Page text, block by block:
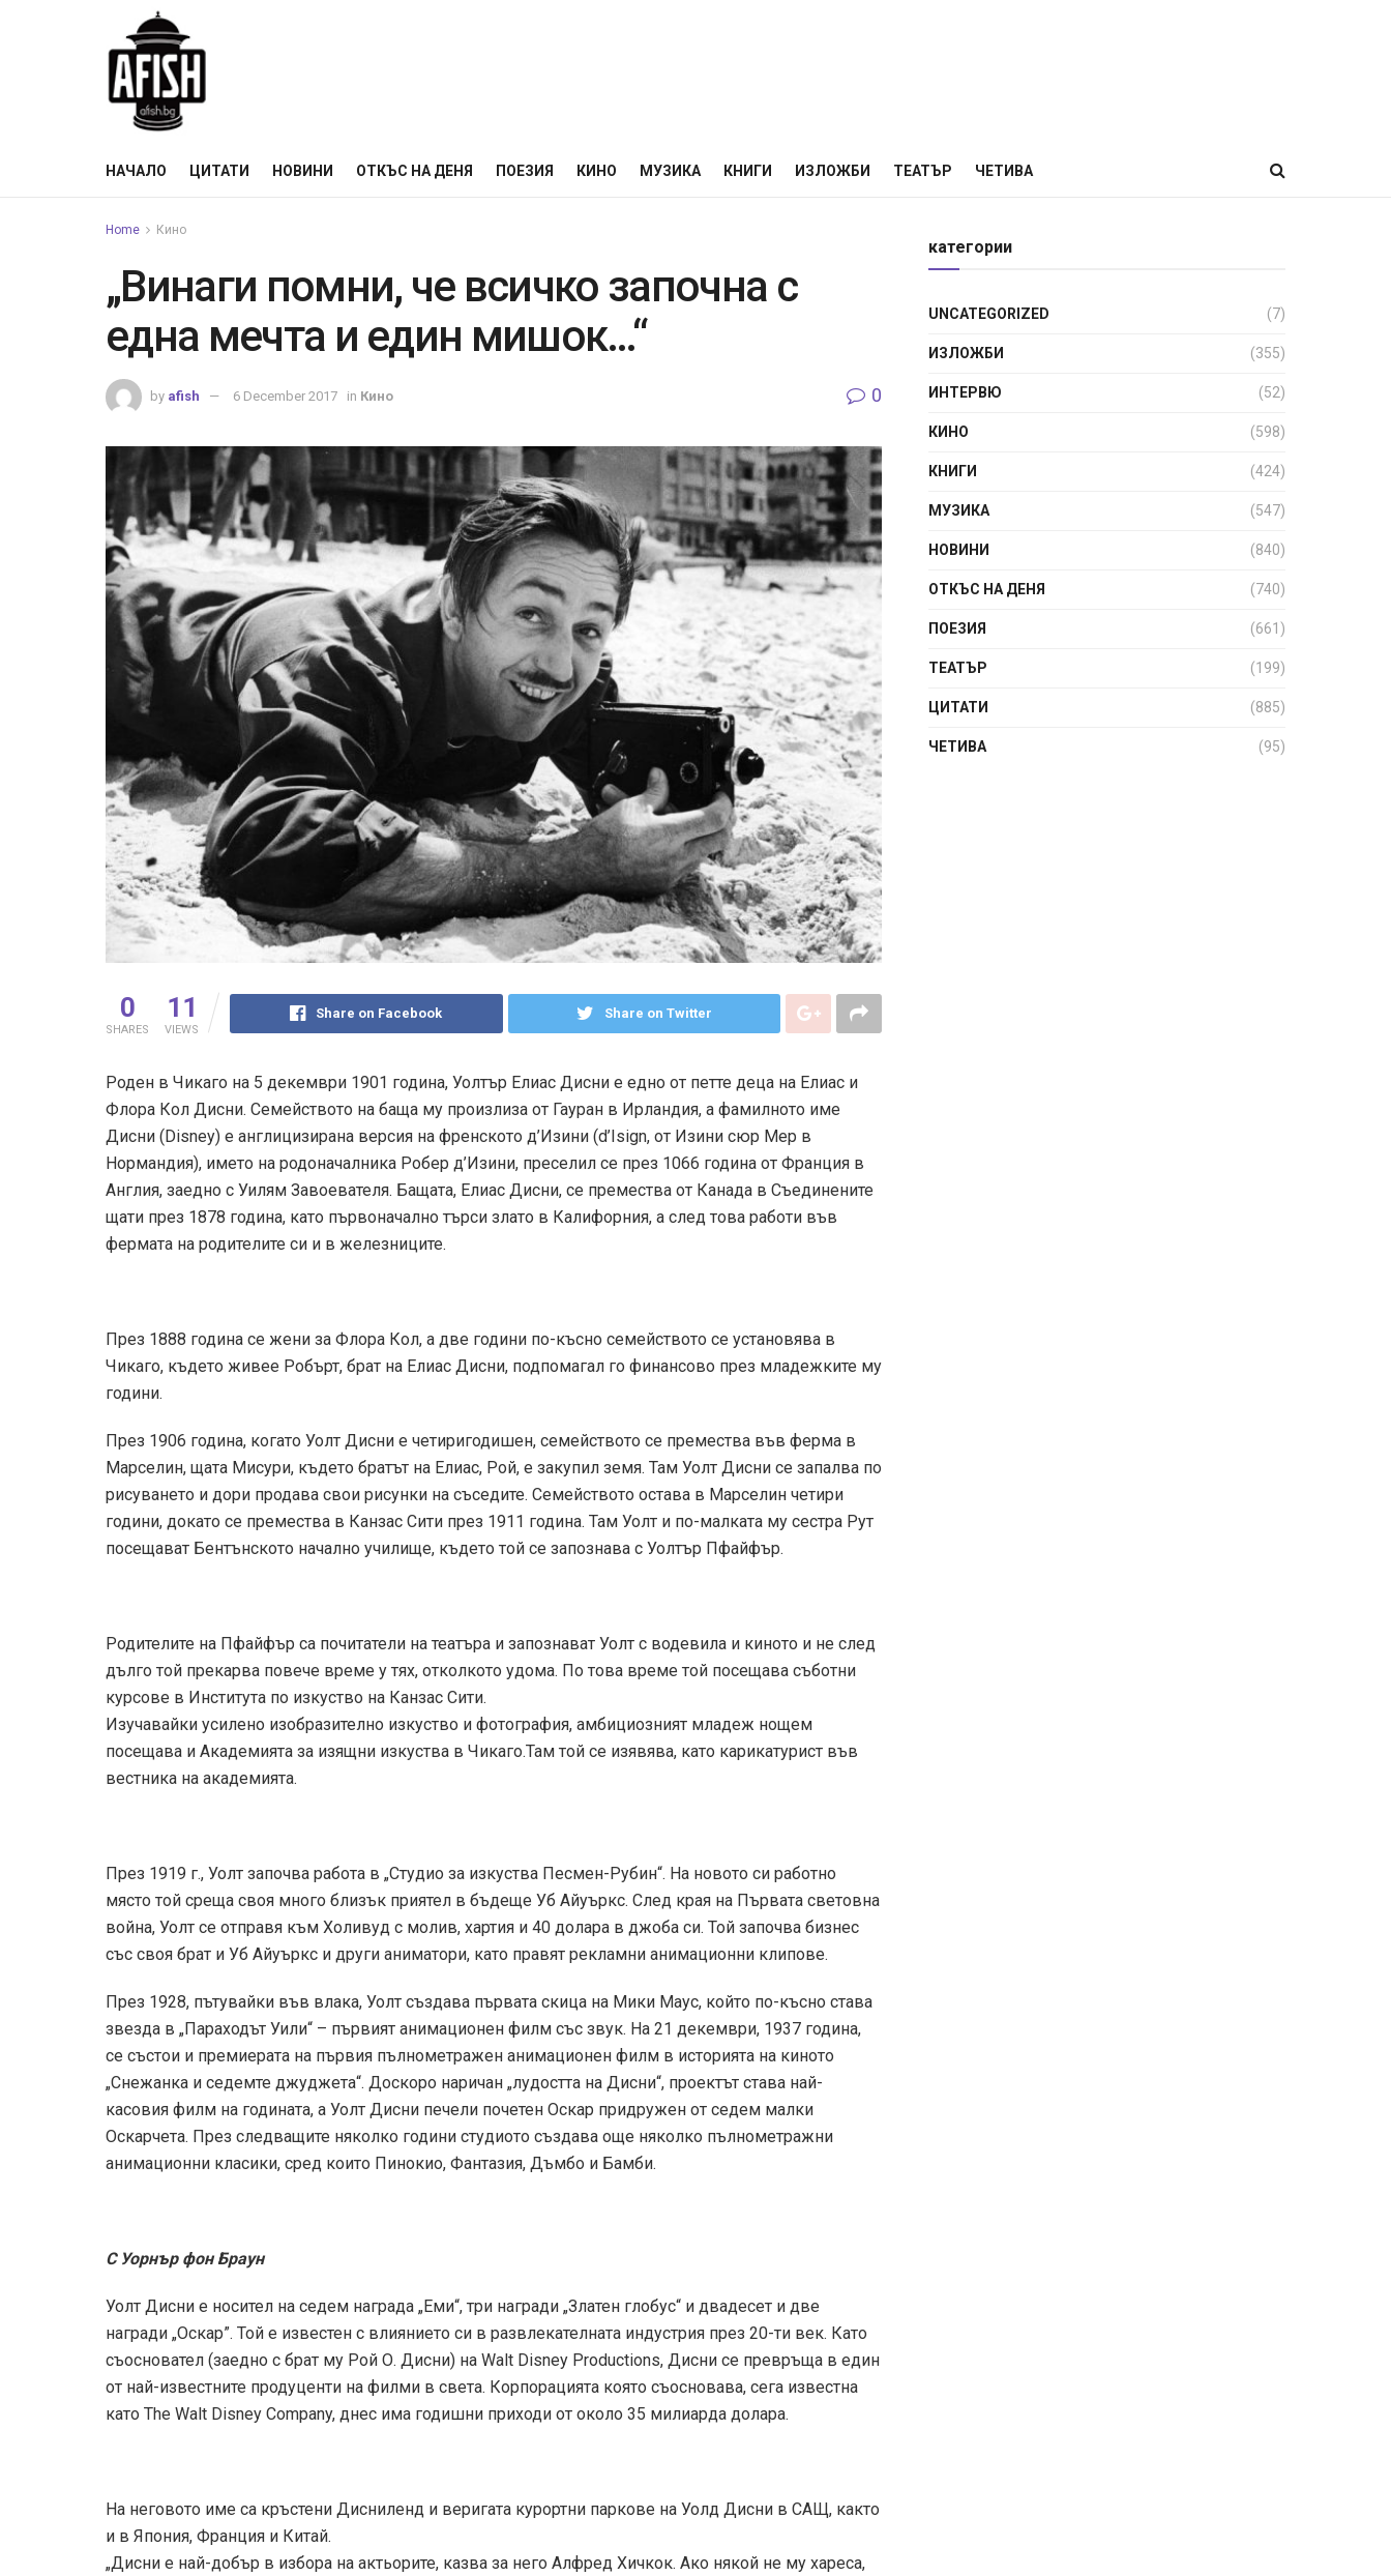
НАЧАЛО ЦИТАТИ НОВИНИ ОТКЪС НА ДЕНЯ ПОЕЗИЯ КИНО МУЗИКА КНИГИ ИЗЛОЖБИ ТЕАТЪР ЧЕТИВА
Home Кино
„Винаги помни, че всичко започна с
една мечта и един мишок…“
by afish 6 December 2017 in Кино 0
0
SHARES
11
VIEWS
Share on Facebook Share on Twitter
Роден в Чикаго на 5 декември 1901 година, Уолтър Елиас Дисни е едно от петте деца на Елиас и
Флора Кол Дисни. Семейството на баща му произлиза от Гауран в Ирландия, а фамилното име
Дисни (Disney) е англицизирана версия на френското д’Изини (d’Isign, от Изини сюр Мер в
Нормандия), името на родоначалника Робер д’Изини, преселил се през 1066 година от Франция в
Англия, заедно с Уилям Завоевателя. Бащата, Елиас Дисни, се премества от Канада в Съединените
щати през 1878 година, като първоначално търси злато в Калифорния, а след това работи във
фермата на родителите си и в железниците.
През 1888 година се жени за Флора Кол, а две години по-късно семейството се установява в
Чикаго, където живее Робърт, брат на Елиас Дисни, подпомагал го финансово през младежките му
години.
През 1906 година, когато Уолт Дисни е четиригодишен, семейството се премества във ферма в
Марселин, щата Мисури, където братът на Елиас, Рой, е закупил земя. Там Уолт Дисни се запалва по
рисуването и дори продава свои рисунки на съседите. Семейството остава в Марселин четири
години, докато се премества в Канзас Сити през 1911 година. Там Уолт и по-малката му сестра Рут
посещават Бентънското начално училище, където той се запознава с Уолтър Пфайфър.
Родителите на Пфайфър са почитатели на театъра и запознават Уолт с водевила и киното и не след
дълго той прекарва повече време у тях, отколкото удома. По това време той посещава съботни
курсове в Института по изкуство на Канзас Сити.
Изучавайки усилено изобразително изкуство и фотография, амбициозният младеж нощем
посещава и Академията за изящни изкуства в Чикаго.Там той се изявява, като карикатурист във
вестника на академията.
През 1919 г., Уолт започва работа в „Студио за изкуства Песмен-Рубин“. На новото си работно
място той среща своя много близък приятел в бъдеще Уб Айуъркс. След края на Първата световна
война, Уолт се отправя към Холивуд с молив, хартия и 40 долара в джоба си. Той започва бизнес
със своя брат и Уб Айуъркс и други аниматори, като правят рекламни анимационни клипове.
През 1928, пътувайки във влака, Уолт създава първата скица на Мики Маус, който по-късно става
звезда в „Параходът Уили“ – първият анимационен филм със звук. На 21 декември, 1937 година,
се състои и премиерата на първия пълнометражен анимационен филм в историята на киното
„Снежанка и седемте джуджета“. Доскоро наричан „лудостта на Дисни“, проектът става най-
касовия филм на годината, а Уолт Дисни печели почетен Оскар придружен от седем малки
Оскарчета. През следващите няколко години студиото създава още няколко пълнометражни
анимационни класики, сред които Пинокио, Фантазия, Дъмбо и Бамби.
С Уорнър фон Браун
Уолт Дисни е носител на седем награда „Еми“, три награди „Златен глобус“ и двадесет и две
награди „Оскар”. Той е известен с влиянието си в развлекателната индустрия през 20-ти век. Като
съосновател (заедно с брат му Рой О. Дисни) на Walt Disney Productions, Дисни се превръща в един
от най-известните продуценти на филми в света. Корпорацията която съосновава, сега известна
като The Walt Disney Company, днес има годишни приходи от около 35 милиарда долара.
На неговото име са кръстени Дисниленд и веригата курортни паркове на Уолд Дисни в САЩ, както
и в Япония, Франция и Китай.
„Дисни е най-добър в избора на актьорите, казва за него Алфред Хичкок. Ако някой не му хареса,
категории
UNCATEGORIZED (7)
ИЗЛОЖБИ (355)
ИНТЕРВЮ (52)
КИНО (598)
КНИГИ (424)
МУЗИКА (547)
НОВИНИ (840)
ОТКЪС НА ДЕНЯ (740)
ПОЕЗИЯ (661)
ТЕАТЪР (199)
ЦИТАТИ (885)
ЧЕТИВА (95)